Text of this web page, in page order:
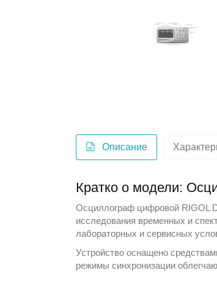
Описание
Кратко о модели:
Осциллограф цифровой RIGOL
исследования временных и
лабораторных и сервисных
Устройство оснащено
режимы синхронизации